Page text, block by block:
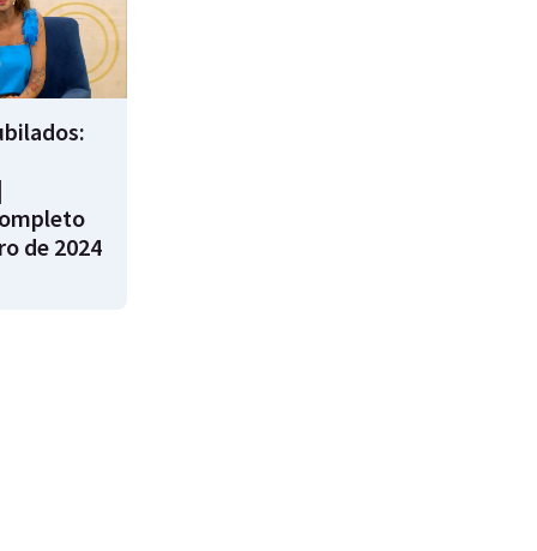
de 2024